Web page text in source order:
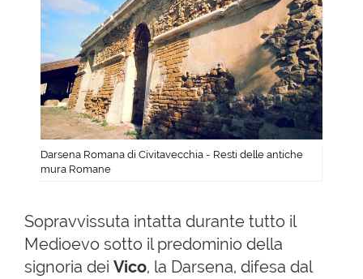
Darsena Romana di Civitavecchia - Resti delle antiche
mura Romane
Sopravvissuta intatta durante tutto il
Medioevo sotto il predominio della
signoria dei Vico, la Darsena, difesa dal